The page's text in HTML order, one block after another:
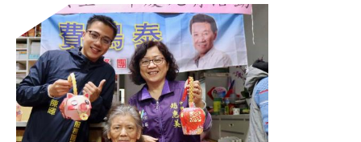
里
界
說
臺
北
市